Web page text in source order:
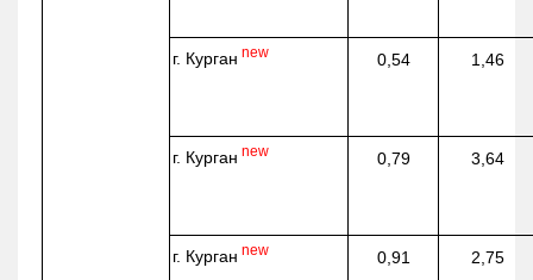
г. Курган new 0,54 1,46
г. Курган new 0,79 3,64
г. Курган new 0,91 2,75